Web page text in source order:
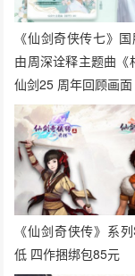
《仙剑奇侠传七》
由周深诠释主题曲《
仙剑25 周年回顾画面
《仙剑奇侠传》系
低 四作捆绑包85元